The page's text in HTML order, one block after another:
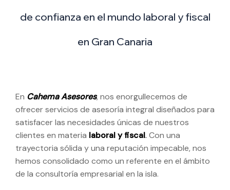
de confianza en el mundo laboral y fiscal
en Gran Canaria
En Cahema Asesores, nos enorgullecemos de
ofrecer servicios de asesoría integral diseñados para
satisfacer las necesidades únicas de nuestros
clientes en materia laboral y fiscal. Con una
trayectoria sólida y una reputación impecable, nos
hemos consolidado como un referente en el ámbito
de la consultoría empresarial en la isla.